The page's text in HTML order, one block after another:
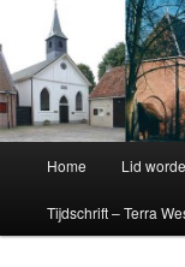
Home Lid
Tijdschrift – Terra